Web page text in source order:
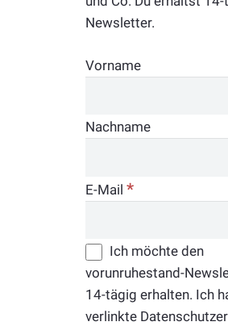
Newsletter.
Vorname
Nachname
E-Mail*
Ich möchte den
vorunruhestand-
14-tägig erhalten. Ich
verlinkte